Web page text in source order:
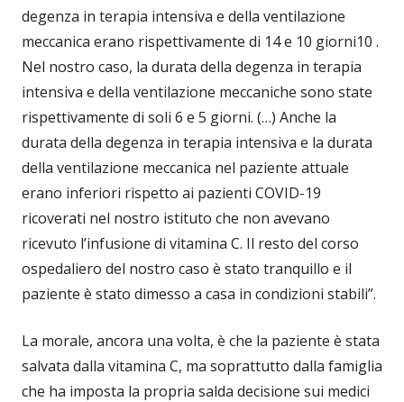
degenza in terapia intensiva e della ventilazione
meccanica erano rispettivamente di 14 e 10 giorni10 .
Nel nostro caso, la durata della degenza in terapia
intensiva e della ventilazione meccaniche sono state
rispettivamente di soli 6 e 5 giorni. (…) Anche la
durata della degenza in terapia intensiva e la durata
della ventilazione meccanica nel paziente attuale
erano inferiori rispetto ai pazienti COVID-19
ricoverati nel nostro istituto che non avevano
ricevuto l’infusione di vitamina C. Il resto del corso
ospedaliero del nostro caso è stato tranquillo e il
paziente è stato dimesso a casa in condizioni stabili”.
La morale, ancora una volta, è che la paziente è stata
salvata dalla vitamina C, ma soprattutto dalla famiglia
che ha imposta la propria salda decisione sui medici